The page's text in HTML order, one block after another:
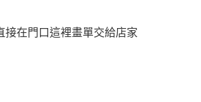
在門口這裡畫單交給店家